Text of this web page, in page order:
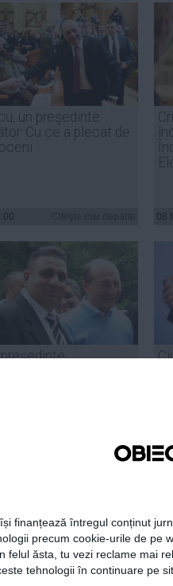
finanțează întregul conținut
precum cookie-urile de pe
felul ăsta, tu vezi reclame mai
tehnologii în continuare pe
un preşedinte
Cu ce a plecat de
08
Citeşte mai departe 08